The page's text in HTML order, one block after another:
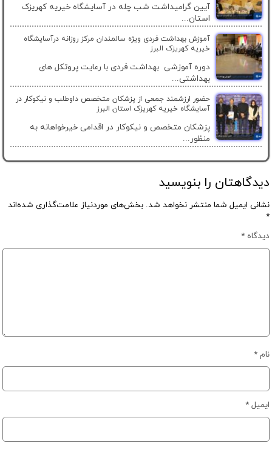
آیین گرامیداشت شب چله در آسایشگاه خیریه کهریزک
استان...
آموزش بهداشت فردی ویژه سالمندان مرکز روزانه درآسایشگاه
خیریه کهریزک البرز
دوره آموزشی بهداشت فردی با رعایت پروتکل های
بهداشتی...
حضور ارزشمند جمعی از پزشکان متخصص داوطلب و نیکوکار در
آسایشگاه خیریه کهریزک استان البرز
پزشکان متخصص و نیکوکار در اقدامی خیرخواهانه به
منظور...
دیدگاهتان را بنویسید
نشانی ایمیل شما منتشر نخواهد شد. بخش‌های موردنیاز علامت‌گذاری شده‌اند
*
دیدگاه*
نام*
ایمیل*